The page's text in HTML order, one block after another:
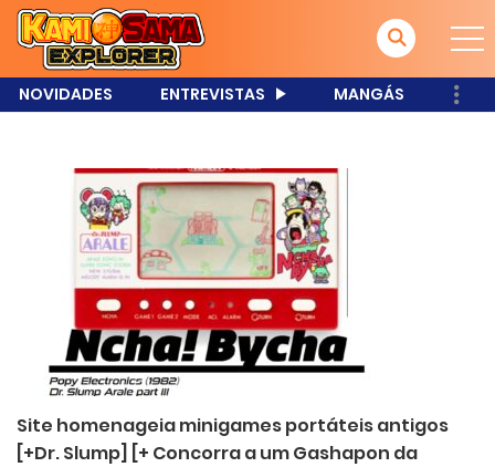
NOVIDADES ENTREVISTAS MANGÁS
Site homenageia minigames portáteis antigos
[+Dr. Slump] [+ Concorra a um Gashapon da